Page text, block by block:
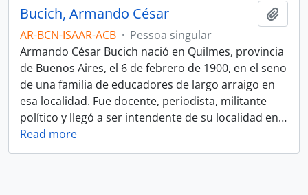
Bucich, Armando César
AR-BCN-ISAAR-ACB · Pessoa singular
Armando César Bucich nació en Quilmes, provincia
de Buenos Aires, el 6 de febrero de 1900, en el seno
de una familia de educadores de largo arraigo en
esa localidad. Fue docente, periodista, militante
político y llegó a ser intendente de su localidad en…
Read more